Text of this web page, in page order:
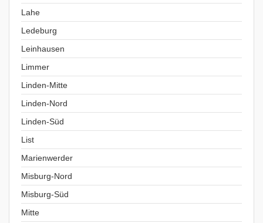
Lahe
Ledeburg
Leinhausen
Limmer
Linden-Mitte
Linden-Nord
Linden-Süd
List
Marienwerder
Misburg-Nord
Misburg-Süd
Mitte